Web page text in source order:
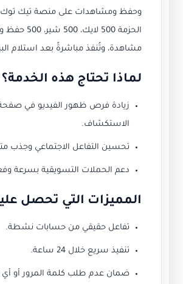
وحفظ ومشاهدات على منصة تيك
مشاهدة، وتُنفذ مباشرةً بعد استلام
لماذا تحتاج هذه الخدمة؟
زيادة فرص ظهور الفيديو في
الاستكشاف.
تحسين التفاعل الاجتماعي وجذب
دعم الحملات التسويقية بسرعة
المميزات التي تحصل
تفاعل حقيقي من حسابات نشطة.
تنفيذ سريع خلال 24 ساعة.
ضمان عدم طلب كلمة المرور أو